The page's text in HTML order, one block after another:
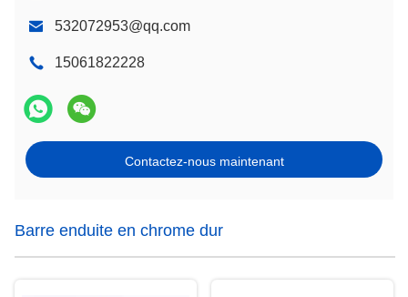
532072953@qq.com
15061822228
Contactez-nous maintenant
Barre enduite en chrome dur